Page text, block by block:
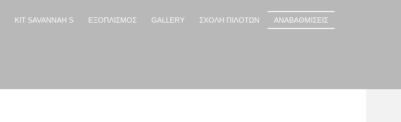
KIT SAVANNAH S ΕΞΟΠΛΙΣΜΟΣ GALLERY ΣΧΟΛΗ ΠΙΛΟΤΩΝ ΑΝΑΒΑΘΜΙΣΕΙΣ